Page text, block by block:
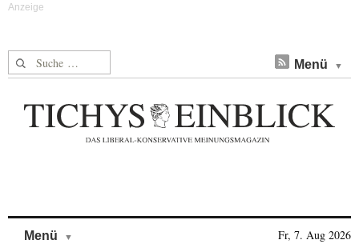
Suche nach: Menü
Menü Fr, 7. Aug 2026